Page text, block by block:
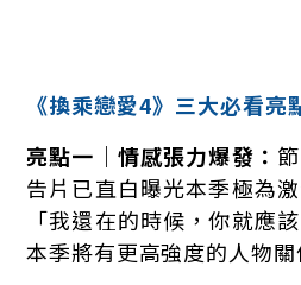
《換乘戀愛4》三大必看亮
亮點一｜情感張力爆發：
告片已直白曝光本季極為
「我還在的時候，你就應
本季將有更高強度的人物關